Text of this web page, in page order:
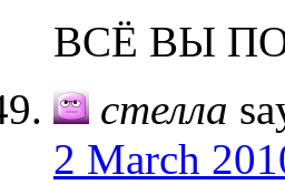
ВСЁ ВЫ
стелла
2 March